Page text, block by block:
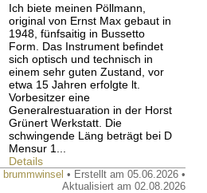
Ich biete meinen Pöllmann,
original von Ernst Max gebaut in
1948, fünfsaitig in Bussetto
Form. Das Instrument befindet
sich optisch und technisch in
einem sehr guten Zustand, vor
etwa 15 Jahren erfolgte lt.
Vorbesitzer eine
Generalrestuaration in der Horst
Grünert Werkstatt. Die
schwingende Läng beträgt bei D
Mensur 1...
Details
brummwinsel • Erstellt am 05.06.2026 •
Aktualisiert am 02.08.2026